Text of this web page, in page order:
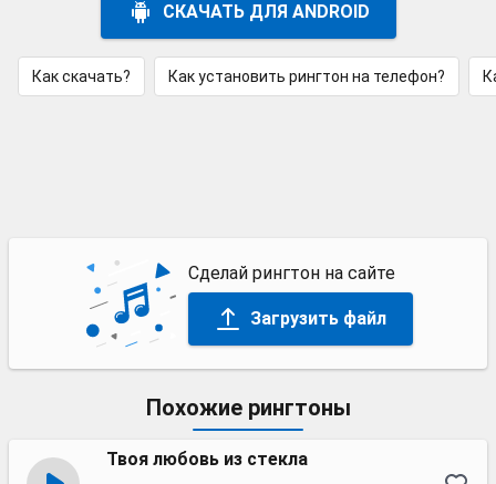
СКАЧАТЬ ДЛЯ ANDROID
Как скачать? Как установить рингтон на телефон?
Сделай рингтон на сайте
Загрузить файл
Похожие рингтоны
Твоя любовь из стекла